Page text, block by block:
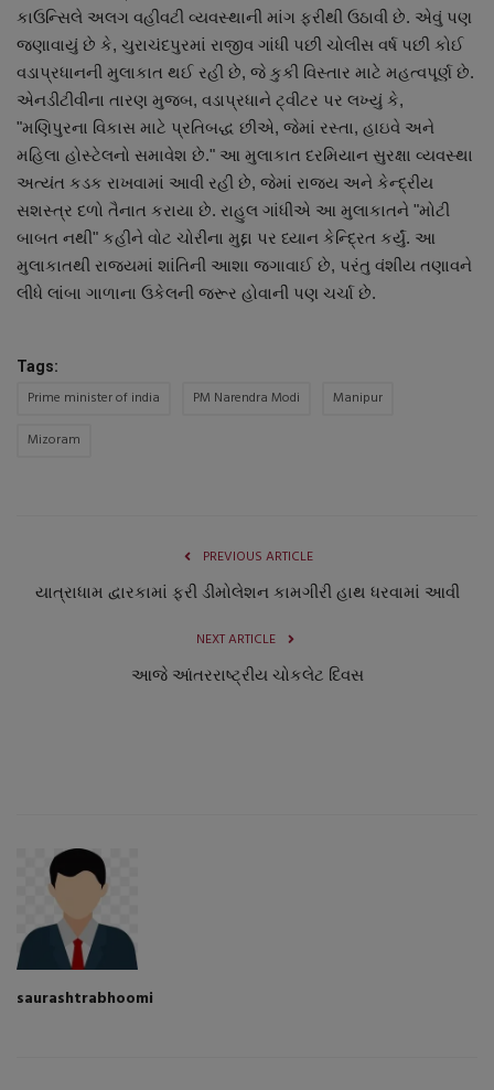
કાઉન્સિલે અલગ વહીવટી વ્યવસ્થાની માંગ ફરીથી ઉઠાવી છે. એવું પણ
જણાવાયું છે કે, ચુરાચંદપુરમાં રાજીવ ગાંધી પછી ચોલીસ વર્ષ પછી કોઈ
વડાપ્રધાનની મુલાકાત થઈ રહી છે, જે કુકી વિસ્તાર માટે મહત્વપૂર્ણ છે.
એનડીટીવીના તારણ મુજબ, વડાપ્રધાને ટ્વીટર પર લખ્યું કે,
"મણિપુરના વિકાસ માટે પ્રતિબદ્ધ છીએ, જેમાં રસ્તા, હાઇવે અને
મહિલા હોસ્ટેલનો સમાવેશ છે." આ મુલાકાત દરમિયાન સુરક્ષા વ્યવસ્થા
અત્યંત કડક રાખવામાં આવી રહી છે, જેમાં રાજ્ય અને કેન્દ્રીય
સશસ્ત્ર દળો તૈનાત કરાયા છે. રાહુલ ગાંધીએ આ મુલાકાતને "મોટી
બાબત નથી" કહીને વોટ ચોરીના મુદ્દા પર ધ્યાન કેન્દ્રિત કર્યું. આ
મુલાકાતથી રાજ્યમાં શાંતિની આશા જગાવાઈ છે, પરંતુ વંશીય તણાવને
લીધે લાંબા ગાળાના ઉકેલની જરૂર હોવાની પણ ચર્ચા છે.
Tags:
Prime minister of india PM Narendra Modi
Manipur
Mizoram
PREVIOUS ARTICLE
યાત્રાધામ દ્વારકામાં ફરી ડીમોલેશન કામગીરી હાથ ધરવામાં આવી
NEXT ARTICLE
આજે આંતરરાષ્ટ્રીય ચોકલેટ દિવસ
saurashtrabhoomi